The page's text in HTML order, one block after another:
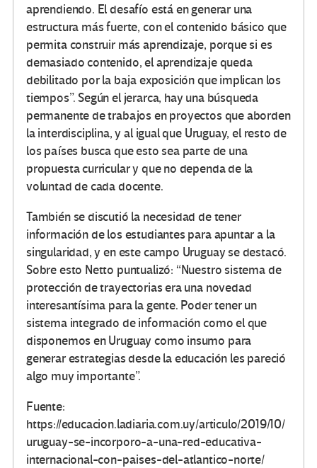
aprendiendo. El desafío está en generar una
estructura más fuerte, con el contenido básico que
permita construir más aprendizaje, porque si es
demasiado contenido, el aprendizaje queda
debilitado por la baja exposición que implican los
tiempos”. Según el jerarca, hay una búsqueda
permanente de trabajos en proyectos que aborden
la interdisciplina, y al igual que Uruguay, el resto de
los países busca que esto sea parte de una
propuesta curricular y que no dependa de la
voluntad de cada docente.
También se discutió la necesidad de tener
información de los estudiantes para apuntar a la
singularidad, y en este campo Uruguay se destacó.
Sobre esto Netto puntualizó: “Nuestro sistema de
protección de trayectorias era una novedad
interesantísima para la gente. Poder tener un
sistema integrado de información como el que
disponemos en Uruguay como insumo para
generar estrategias desde la educación les pareció
algo muy importante”.
Fuente:
https://educacion.ladiaria.com.uy/articulo/2019/10/
uruguay-se-incorporo-a-una-red-educativa-
internacional-con-paises-del-atlantico-norte/